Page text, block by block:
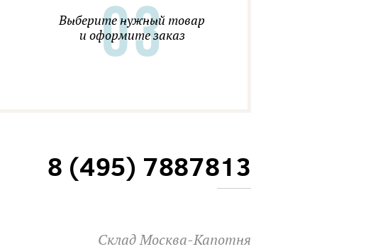
Выберите нужный товар
и оформите заказ
8 (495) 7887813
Склад Москва-Капотня